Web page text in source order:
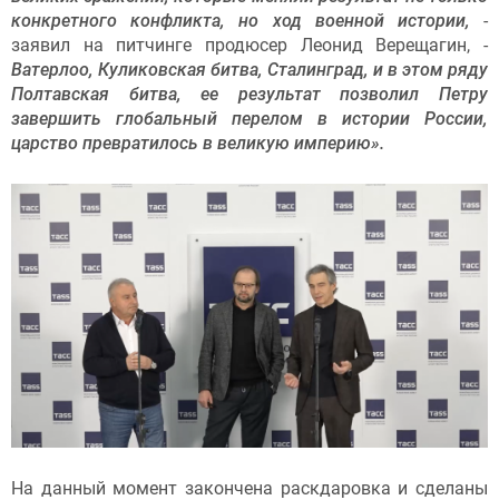
конкретного конфликта, но ход военной истории, -
заявил на питчинге продюсер Леонид Верещагин, -
Ватерлоо, Куликовская битва, Сталинград, и в этом ряду
Полтавская битва, ее результат позволил Петру
завершить глобальный перелом в истории России,
царство превратилось в великую империю».
На данный момент закончена раскдаровка и сделаны